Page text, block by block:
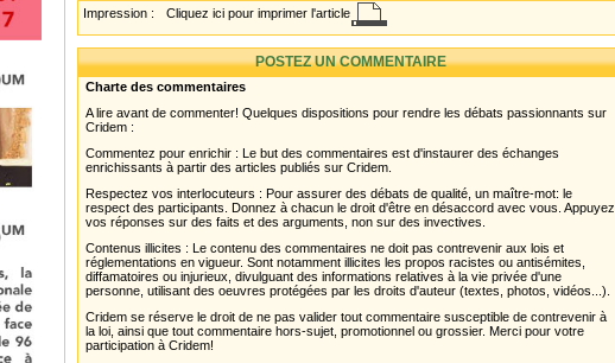
Impression : Cliquez ici pour imprimer l'article
POSTEZ UN COMMENTAIRE
Charte des commentaires
A lire avant de commenter! Quelques dispositions pour rendre les débats passionnants sur
Cridem :
Commentez pour enrichir : Le but des commentaires est d'instaurer des échanges
enrichissants à partir des articles publiés sur Cridem.
Respectez vos interlocuteurs : Pour assurer des débats de qualité, un maître-mot: le
respect des participants. Donnez à chacun le droit d'être en désaccord avec vous. Appuyez
vos réponses sur des faits et des arguments, non sur des invectives.
Contenus illicites : Le contenu des commentaires ne doit pas contrevenir aux lois et
réglementations en vigueur. Sont notamment illicites les propos racistes ou antisémites,
diffamatoires ou injurieux, divulguant des informations relatives à la vie privée d'une
personne, utilisant des oeuvres protégées par les droits d'auteur (textes, photos, vidéos...).
Cridem se réserve le droit de ne pas valider tout commentaire susceptible de contrevenir à
la loi, ainsi que tout commentaire hors-sujet, promotionnel ou grossier. Merci pour votre
participation à Cridem!